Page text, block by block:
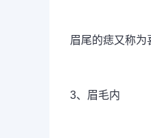
眉尾的痣又称为
3、眉毛内